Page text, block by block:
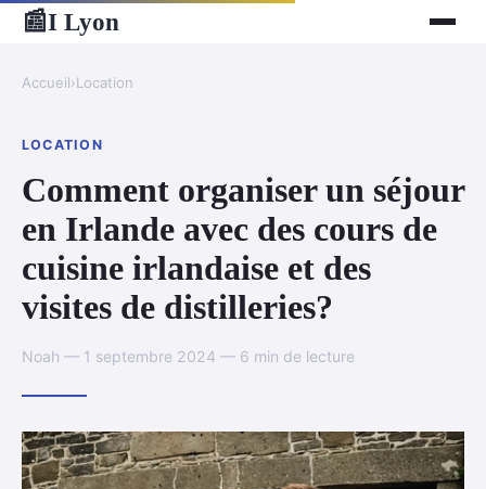
📰I Lyon
Accueil›Location
LOCATION
Comment organiser un séjour
en Irlande avec des cours de
cuisine irlandaise et des
visites de distilleries?
Noah — 1 septembre 2024 — 6 min de lecture